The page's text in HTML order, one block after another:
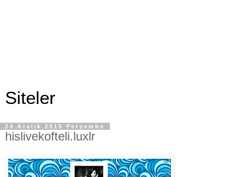
Siteler
24 Aralık 2015 Perşembe
hislivekofteli.luxlr